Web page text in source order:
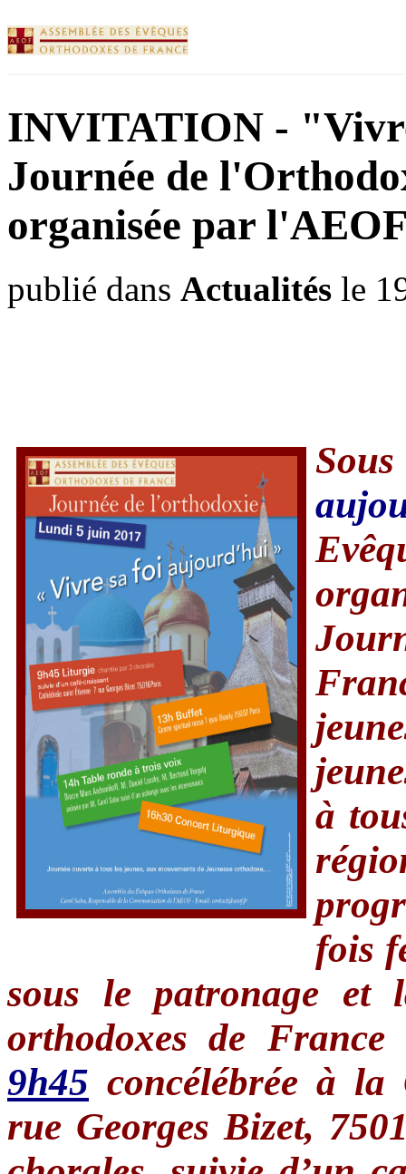
INVITATION -
Journée de
organisée par
publié dans Actualités le
à
fois
sous le patronage et
orthodoxes de
9h45 concélébrée à
rue Georges Bizet,